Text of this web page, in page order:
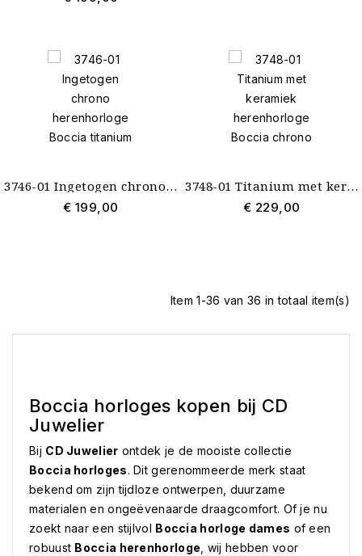
3746-01 Ingetogen chrono herenhorloge Boccia titanium
€ 199,00
3748-01 Titanium met keramiek herenhorloge Boccia chrono
€ 229,00
Item 1-36 van 36 in totaal item(s)
Boccia horloges kopen bij CD
Juwelier
Bij CD Juwelier ontdek je de mooiste collectie
Boccia horloges. Dit gerenommeerde merk staat
bekend om zijn tijdloze ontwerpen, duurzame
materialen en ongeëvenaarde draagcomfort. Of je nu
zoekt naar een stijlvol Boccia horloge dames of een
robuust Boccia herenhorloge , wij hebben voor